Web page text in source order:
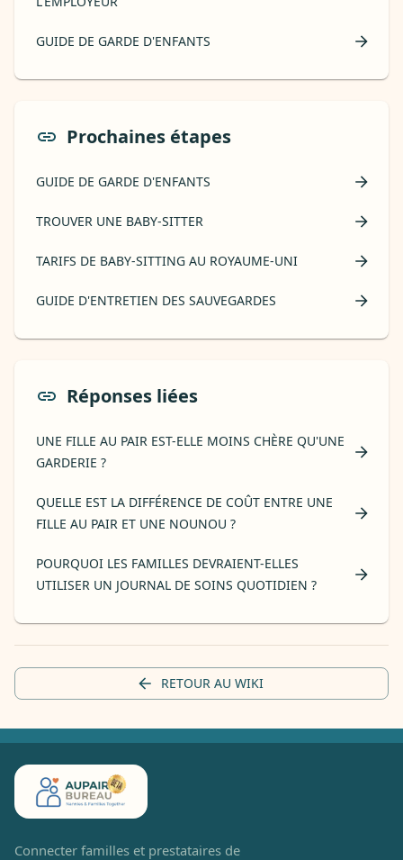
GUIDE DE GARDE D'ENFANTS
Prochaines étapes
GUIDE DE GARDE D'ENFANTS
TROUVER UNE BABY-SITTER
TARIFS DE BABY-SITTING AU ROYAUME-UNI
GUIDE D'ENTRETIEN DES SAUVEGARDES
Réponses liées
UNE FILLE AU PAIR EST-ELLE MOINS CHÈRE QU'UNE
GARDERIE ?
QUELLE EST LA DIFFÉRENCE DE COÛT ENTRE UNE
FILLE AU PAIR ET UNE NOUNOU ?
POURQUOI LES FAMILLES DEVRAIENT-ELLES
UTILISER UN JOURNAL DE SOINS QUOTIDIEN ?
RETOUR AU WIKI
Connecter familles et prestataires de